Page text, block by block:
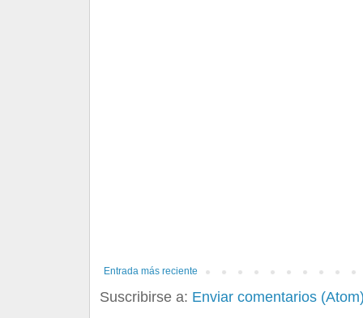
Entrada más reciente
Suscribirse a: Enviar comentarios